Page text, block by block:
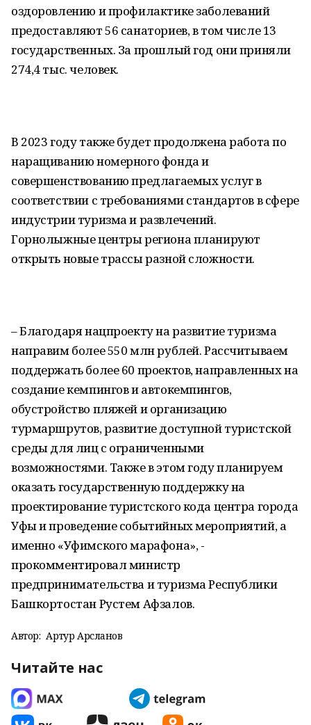
оздоровлению и профилактике заболеваний
предоставляют 56 санаториев, в том числе 13
государственных. За прошлый год они приняли
274,4 тыс. человек.
В 2023 году также будет продолжена работа по
наращиванию номерного фонда и
совершенствованию предлагаемых услуг в
соответствии с требованиями стандартов в сфере
индустрии туризма и развлечений.
Горнолыжные центры региона планируют
открыть новые трассы разной сложности.
– Благодаря нацпроекту на развитие туризма
направим более 550 млн рублей. Рассчитываем
поддержать более 60 проектов, направленных на
создание кемпингов и автокемпингов,
обустройство пляжей и организацию
турмаршрутов, развитие доступной туристской
среды для лиц с ограниченными
возможностями. Также в этом году планируем
оказать государственную поддержку на
проектирование туристского кода центра города
Уфы и проведение событийных мероприятий, а
именно «Уфимского марафона», -
прокомментировал министр
предпринимательства и туризма Республики
Башкортостан Рустем Афзалов.
Автор: Артур Арсланов
Читайте нас